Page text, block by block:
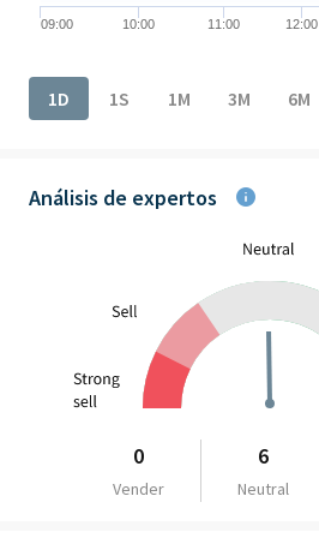
09:00 10:00 11:00 12:00
1D
1S 1M 3M 6M
Análisis de expertos
0
Vender
6
Neutral